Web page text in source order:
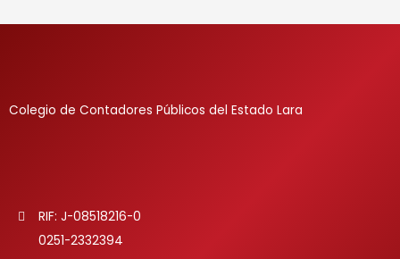
Colegio de Contadores Públicos del Estado Lara
RIF: J-08518216-0
0251-2332394